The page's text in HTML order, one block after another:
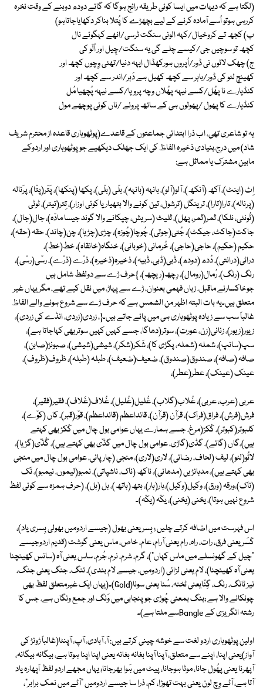
(لگتا ہے کہ دیہات میں ایسا کوئی طریقہ رائج ہوگا کہ گائے دودھ دوہنے کے وقت نخرہ
کررہی ہوتو اُسے آمادہ کرنے کے لیے بچھڑے کا پُتلا بناکر دکھایاجاتاہو)
ب) کجھ تے کروخیال/کہہ الونی سنگت ٹرسی/انھے کہگوئے نال
کچھ تو سوچیں جی/کیسے چلے گی یہ سنگت/چِیل اور اُلّو کی
ج) چھک لاٹوں نی ڈور/اُپروں ہورکھڈال ایہہ دنیا/تھئی وِچوں کچھ اور
کھینچ لٹو کی ڈور/باہر سے کچھ کھیل ہے دَہر/اندر سے کچھ اور
کنڈیارے نا پھُل/کسے نیہہ پھُلاں وچہ پرویا/کسے نیہہ پُچھیا مُل
کنڈیارے کا پھول /پھولوں ہی کے ساتھ پروئے /ناں کوئی پوچھے مول
یہ تو شاعری تھی، اب ذرا ابتدائی جماعتوں کے قاعدے(پوٹھوہاری قاعدہ از محترم شریف
شاد) میں درج،بنیادی ذخیرہ الفاظ کی ایک جھلک دیکھیے جو پوٹھوہاری اور اردوکے
مابین مشترک یا مماثل ہے:
اِٹ (اینٹ)، اَکھ (آنکھ)، آلو(آلو)، بانہہ (بانہہ)، بلّی (بلّی)، پکھا (پنکھا)، پَتَر(پتّا)، پرَنالہ
(پرنالہ)، تارا(تارا)، ترینگل (ترشول، تین کونے والا ہتھیاریا کوئی اوزار)، تِتر(تیتر)، ٹوٹی
(ٹُونٹی، نلکا)، ثمر(ثمر، پھل)، ثلیث (سریش، چپکانے والا گوند جیسا مادّہ)، جال(جال)،
جاکت(جاکٹ، جیکٹ)، جُتی(جوتی)، چُوچا(چُوزہ)، چڑی(چڑیا)، چن(چاند)، حقہ (حقہ)،
حکیم (حکیم)، حاجی(حاجی)، خُرمانی (خوبانی)، خنگاہ(خانقاہ)، خط(خط)،
دراٹی(درانتی)، دُدھ (دودھ)، ڈبی(ڈبی، ڈبیہ)، ذخیرہ(ذخیرہ)، ذرّے (ذرّے)، رسّی(رسّی)،
رنگ (رنگ)، رُمال(رومال)، رِچھ(ریچھ)، }حرف ڑے سے دولفظ شامل ہیں
جوخاکسارنے ماقبل، زباں فہمی بعنوان، ڑے سے پہاڑ، میں نقل کیے تھے، مگر یہاں غیر
متعلق ہیں۔یہ بات البتہ اظہر من الشمس ہے کہ حرف ڑے سے شروع ہونے والے الفاظ
غالباً سب سے زیادہ پوٹھوہاری ہی میں پائے جاتے ہیں۔{، زردی(زردی، انڈے کی زردی)،
زیور(زیور)، زنانی(زن، عورت)، سوتر(دھاگا، جسے کہیں کہیں سوتربھی کہاجاتا ہے)،
سپ(سانپ)، شملہ (شملہ، پگڑی کا)، شَکر(شکر)، شیشی(شیشی)، صبونڑ(صابن)،
صافہ (صافہ)، صندوق(صندوق)، ضعیف(ضعیف)، طبلہ (طبلہ)، ظروف(ظروف)،
عینک (عینک)، عطر(عطر)،
عربی (عرب، عربی)، غُلاب(گلاب)، غُلیل(غُلیل)، غُلاف(غَلاف)، فقیر(فقیر)،
فرش(فرش)، فراق(فراک)، قرآن (قرآن)، قائداعظم (قائداعظم)، قوّر(قبر)، کاں (کوّے)،
کلبوتر(کبوتر)، کُکڑ(مرغ، جسے ہمارے یہاں عوامی بول چال میں کُکڑ بھی کہتے
ہیں)،گاں (گائے)، گڈی(گاڑی، عوامی بول چال میں گڈّی بھی کہتے ہیں)، گُڈّی(گڑیا)،
لاٹُو(لٹو)، لیف (لحاف، رضائی)، لاری(لاری)، منجی (چارپائی، عوامی بول چال میں منجی
بھی کہتے ہیں)، مدہانڑیں (مدھانی)، ناکھ (ناک، ناشپاتی)، نمبو(لیموں، نیمبو)، نَک
(ناک)،ورقہ (ورق)، وکیل(وکیل)،ہار(ہار)، ہتھ(ہاتھ)، ہل (ہل)، (حرف ہمزہ سے کوئی لفظ
شروع نہیں ہوتا)، یخنی (یخنی)، یکّہ (یکّہ)۔
اس فہرست میں اضافہ کرتے چلیں ; بِسریعنی بھول (جیسے اردومیں بھولی بِسری یاد)،
کَسَریعنی فرق، رات، راہ، رام یعنی آرام، عام، خاص، ماس یعنی گوشت (قدیم اردوجیسے
"چیل کے گھونسلے میں ماس کہاں")، گرم، شرم، نرم، جُرم، ساس یعنی آہ (سانس کھینچنا
یعنی آہ کھینچنا)، لام یعنی لڑائی (اردومیں، جیسے لام بندی)، تنگ، جنگ یعنی جنگ،
نیز ٹانگ، رنگ، گِٹّایعنی ٹخنہ، سُنا یعنی سونا(Gold)۔(یہاں ایک غیرمتعلق لفظ بھی
چونکانے والا ہے ;بنگ بمعنی چُوڑی جو پنجابی میں وَنگ اور جمع ونگاں ہے، جس کا
رشتہ انگریزی کے Bangleسے ملتا ہے)۔
اولین پوٹھوہاری اردو لغت سے خوشہ چینی کرتے ہیں: آ، آبادی، آپ، آپنٹا(غالباً ڑونڑ کی
آواز)یعنی اپنا، اپنے سے متعلق، آپنا آپنا بغانہ بغانہ یعنی اپنا اپنا ہوتا ہے، بیگانہ بیگانہ،
آپھرنا یعنی پھُول جانا، موٹا ہوجانا، پیٹ میں ہَوا بھرجانا; یہاں مجھے اردو لفظ اَپھارہ یاد
آتا ہے، آٹے وِچ لون یعنی بہت تھوڑا، کم، ذرا سا جیسے اردومیں "آٹے میں نمک برابر"،